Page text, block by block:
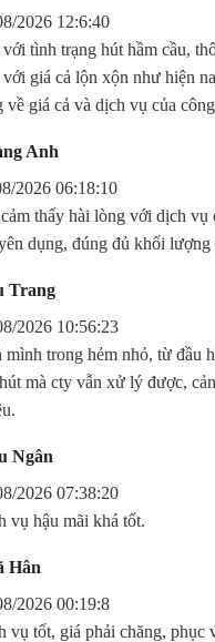
2026 12:6:40
tình trạng hút hầm cầu,
với giá cả lộn xộn như hiện
về giá cả và dịch vụ của
Anh
2026 06:18:10
thấy hài lòng với dịch vụ
dụng, đúng đủ khối
Trang
2026 10:56:23
mình trong hẻm nhỏ, từ đầu
mà cty vẫn xử lý được,
Ngân
2026 07:38:20
vụ hậu mãi khá tốt.
Hân
2026 00:19:8
vụ tốt, giá phải chăng, phục